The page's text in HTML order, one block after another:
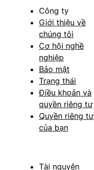
Công ty
Giới thiệu về
chúng tôi
Cơ hội nghề
nghiệp
Bảo mật
Trạng thái
Điều khoản và
quyền riêng tư
Quyền riêng tư
của bạn
Tài nguyên